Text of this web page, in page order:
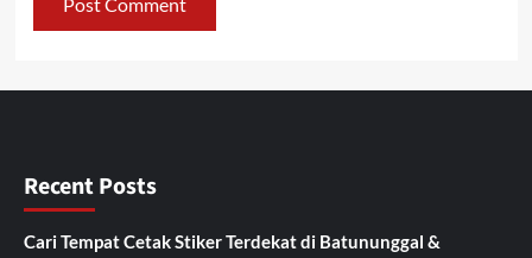
Recent Posts
Cari Tempat Cetak Stiker Terdekat di Batununggal &